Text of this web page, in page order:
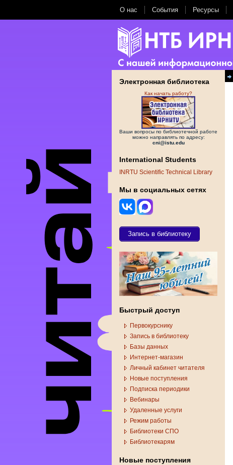
О нас События Ресурсы
Электронная библиотека
Как начать работу?
Ваши вопросы по библиотечной работе
можно направлять по адресу:
cni@istu.edu
International Students
INRTU Scientific Technical Library
Мы в социальных сетях
Запись в библиотеку
Быстрый доступ
Первокурснику
Запись в библиотеку
Базы данных
Интернет-магазин
Личный кабинет читателя
Новые поступления
Подписка периодики
Вебинары
Удаленные услуги
Режим работы
Библиотеки СПО
Библиотекарям
Новые поступления